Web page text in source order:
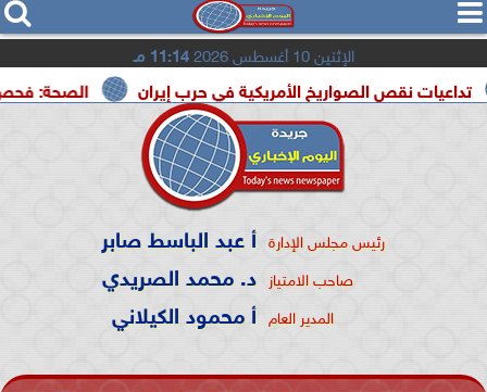
  
الإثنين 10 أغسطس 2026 11:14 مـ
الصحة: فحص 22.6 مليون مواطن ضمن مبادرة الكشف المبكر عن الأمراض المزمنة الصواريخ الأمريكية في حرب إيران
رئيس مجلس الإدارة أ عبد الباسط صابر
صاحب الامتياز د. محمد الصريدي
المدير العام أ محمود الكيلاني